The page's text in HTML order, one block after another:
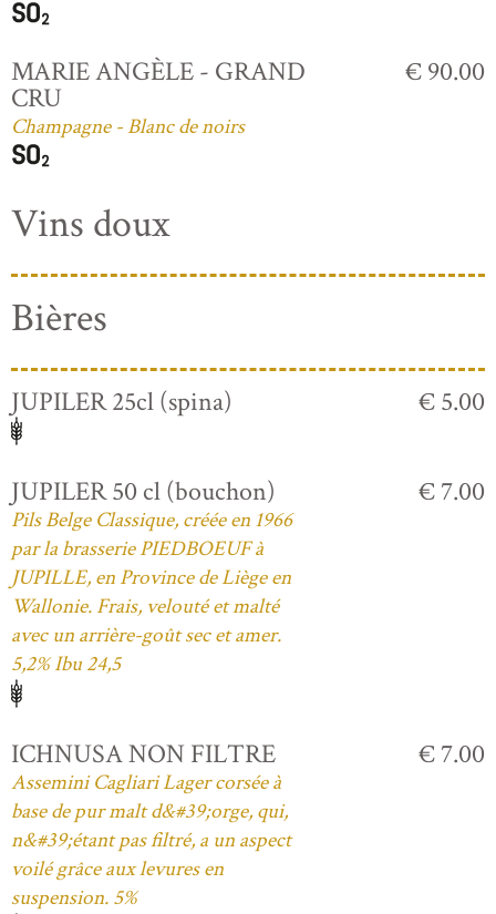
MARIE ANGÈLE - GRAND
CRU
Champagne - Blanc de noirs
€ 90.00
Vins doux
Bières
JUPILER 25cl (spina) € 5.00
JUPILER 50 cl (bouchon)
Pils Belge Classique, créée en 1966
par la brasserie PIEDBOEUF à
JUPILLE, en Province de Liège en
Wallonie. Frais, velouté et malté
avec un arrière-goût sec et amer.
5,2% Ibu 24,5
€ 7.00
ICHNUSA NON FILTRE
Assemini Cagliari Lager corsée à
base de pur malt d&#39;orge, qui,
n&#39;étant pas filtré, a un aspect
voilé grâce aux levures en
suspension. 5%
€ 7.00